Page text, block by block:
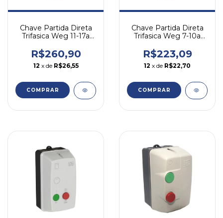
Chave Partida Direta
Trifasica Weg 11-17a
Branco
R$260,90
12 x de R$26,55
COMPRAR
Chave Partida Direta
Trifasica Weg 7-10a
- Branco
R$223,09
12 x de R$22,70
COMPRAR